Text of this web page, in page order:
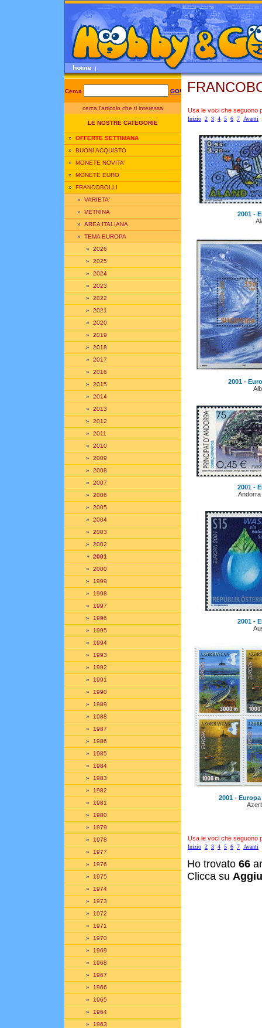
Cerca GO!
cerca l'articolo che ti interessa
LE NOSTRE CATEGORIE
» OFFERTE SETTIMANA
» BUONI ACQUISTO
» MONETE NOVITA'
» MONETE EURO
» FRANCOBOLLI
» VARIETA'
» VETRINA
» AREA ITALIANA
» TEMA EUROPA
» 2026
» 2025
» 2024
» 2023
» 2022
» 2021
» 2020
» 2019
» 2018
» 2017
» 2016
» 2015
» 2014
» 2013
» 2012
» 2011
» 2010
» 2009
» 2008
» 2007
» 2006
» 2005
» 2004
» 2003
» 2002
• 2001
» 2000
» 1999
» 1998
» 1997
» 1996
» 1995
» 1994
» 1993
» 1992
» 1991
» 1990
» 1989
» 1988
» 1987
» 1986
» 1985
» 1984
» 1983
» 1982
» 1981
» 1980
» 1979
» 1978
» 1977
» 1976
» 1975
» 1974
» 1973
» 1972
» 1971
» 1970
» 1969
» 1968
» 1967
» 1966
» 1965
» 1964
» 1963
Usa le voci che seguono
Inizio 2 3 4 5 6 7 Avanti
2001 -
2001 -
2001 -
Andorra
2001 -
2001 -
Usa le voci che seguono
Inizio 2 3 4 5 6 7 Avanti
Ho trovato 66
Clicca su